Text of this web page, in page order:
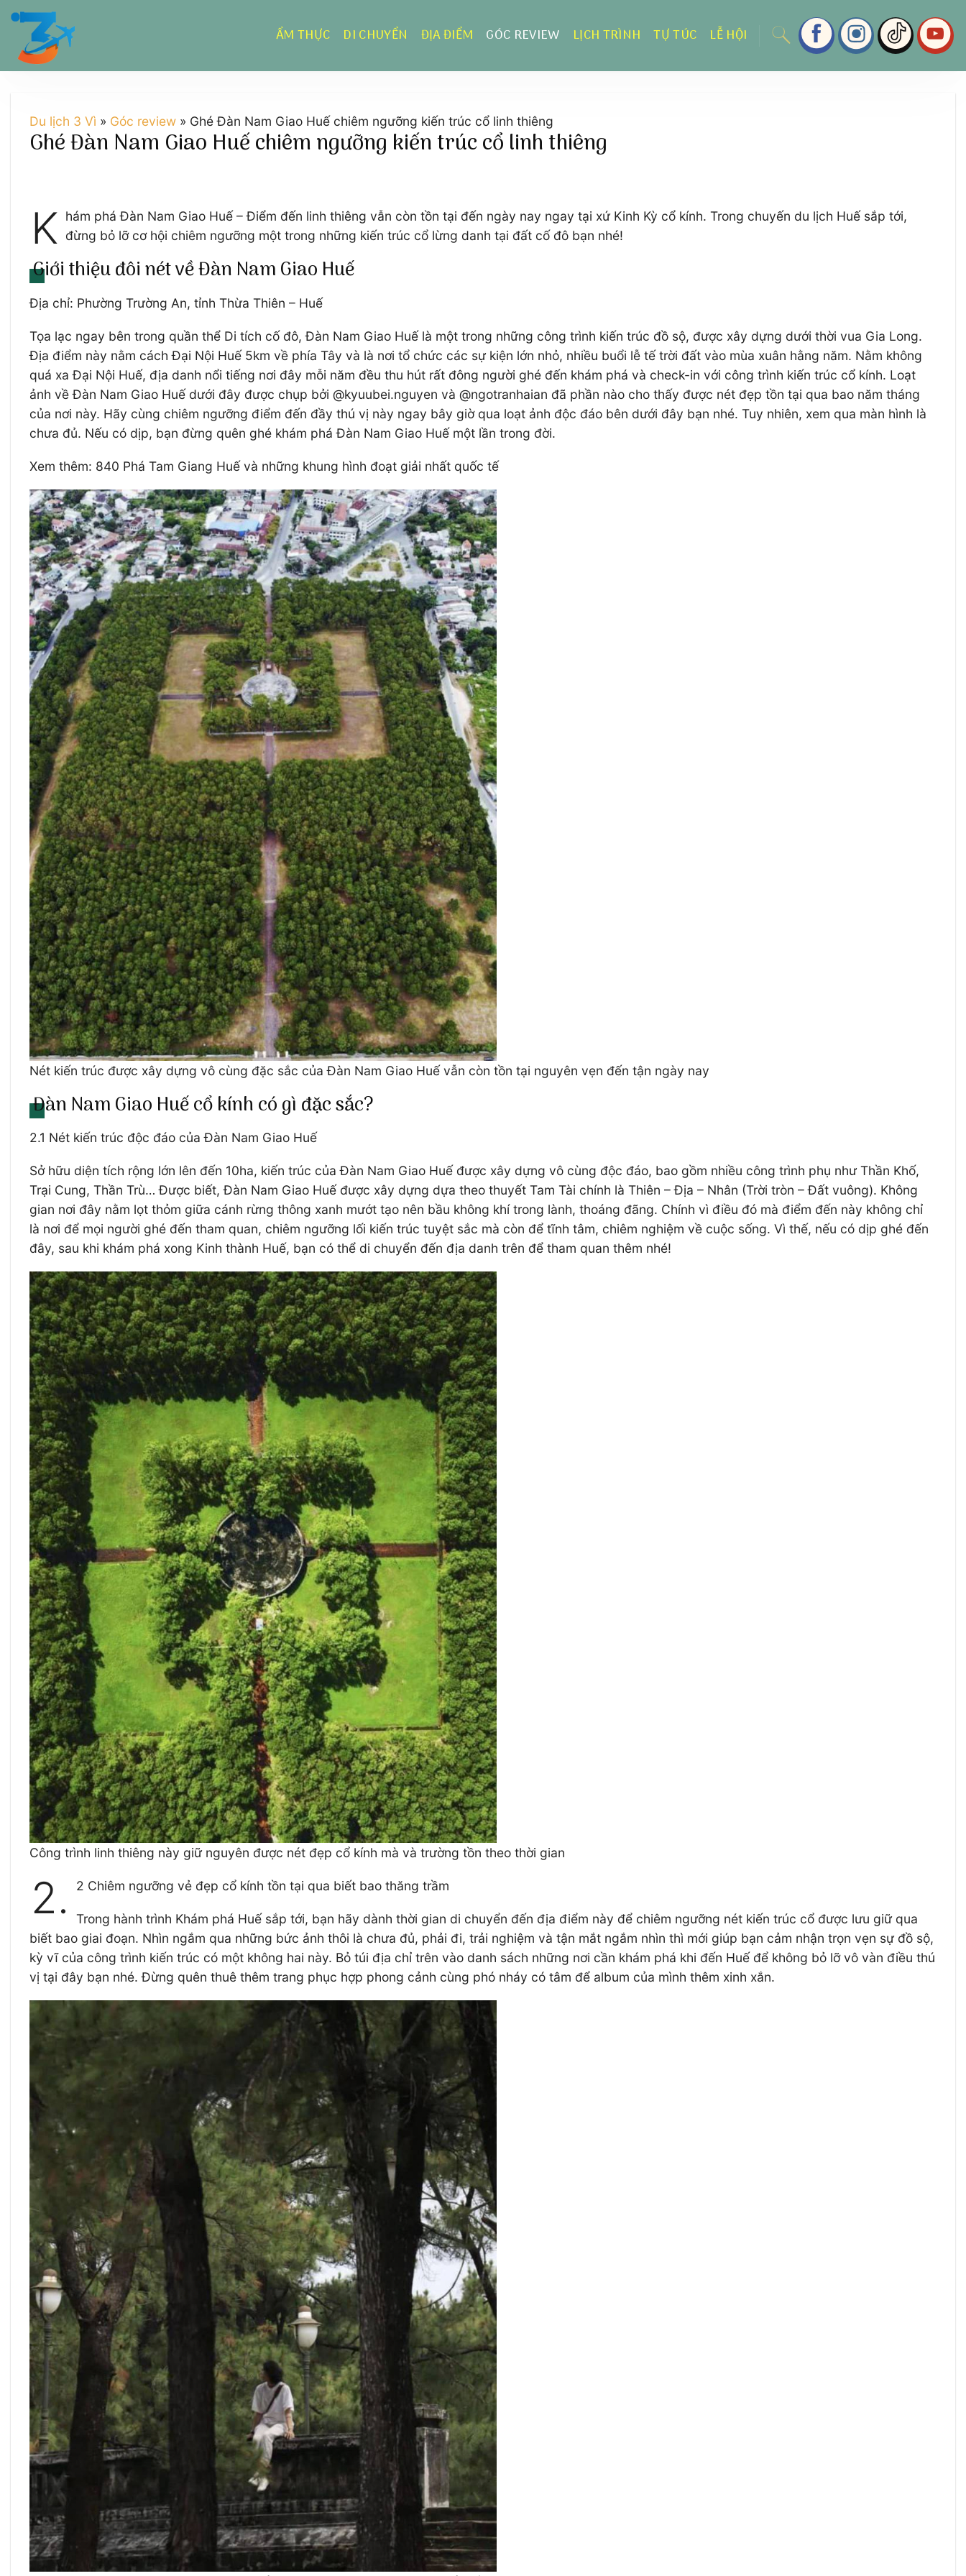
Chuyển
dung
ẨM THỰC DI CHUYỂN ĐỊA ĐIỂM GÓC REVIEW LỊCH TRÌNH TỰ TÚC LỄ HỘI
Du lịch 3 Vì » Góc review » Ghé Đàn Nam Giao Huế chiêm ngưỡng kiến trúc cổ linh thiêng
Ghé Đàn Nam Giao Huế chiêm ngưỡng kiến trúc cổ linh thiêng
K hám phá Đàn Nam Giao Huế – Điểm đến linh thiêng vẫn còn tồn tại đến ngày nay ngay tại xứ Kinh Kỳ cổ kính. Trong chuyến du lịch Huế sắp tới,
đừng bỏ lỡ cơ hội chiêm ngưỡng một trong những kiến trúc cổ lừng danh tại đất cố đô bạn nhé!
Giới thiệu đôi nét về Đàn Nam Giao Huế
Địa chỉ: Phường Trường An, tỉnh Thừa Thiên – Huế
Tọa lạc ngay bên trong quần thể Di tích cố đô, Đàn Nam Giao Huế là một trong những công trình kiến trúc đồ sộ, được xây dựng dưới thời vua Gia Long.
Địa điểm này nằm cách Đại Nội Huế 5km về phía Tây và là nơi tổ chức các sự kiện lớn nhỏ, nhiều buổi lễ tế trời đất vào mùa xuân hằng năm. Nằm không
quá xa Đại Nội Huế, địa danh nổi tiếng nơi đây mỗi năm đều thu hút rất đông người ghé đến khám phá và check-in với công trình kiến trúc cổ kính. Loạt
ảnh về Đàn Nam Giao Huế dưới đây được chụp bởi @kyuubei.nguyen và @ngotranhaian đã phần nào cho thấy được nét đẹp tồn tại qua bao năm tháng
của nơi này. Hãy cùng chiêm ngưỡng điểm đến đầy thú vị này ngay bây giờ qua loạt ảnh độc đáo bên dưới đây bạn nhé. Tuy nhiên, xem qua màn hình là
chưa đủ. Nếu có dịp, bạn đừng quên ghé khám phá Đàn Nam Giao Huế một lần trong đời.
Xem thêm: 840 Phá Tam Giang Huế và những khung hình đoạt giải nhất quốc tế
Nét kiến trúc được xây dựng vô cùng đặc sắc của Đàn Nam Giao Huế vẫn còn tồn tại nguyên vẹn đến tận ngày nay
Đàn Nam Giao Huế cổ kính có gì đặc sắc?
2.1 Nét kiến trúc độc đáo của Đàn Nam Giao Huế
Sở hữu diện tích rộng lớn lên đến 10ha, kiến trúc của Đàn Nam Giao Huế được xây dựng vô cùng độc đáo, bao gồm nhiều công trình phụ như Thần Khố,
Trại Cung, Thần Trù… Được biết, Đàn Nam Giao Huế được xây dựng dựa theo thuyết Tam Tài chính là Thiên – Địa – Nhân (Trời tròn – Đất vuông). Không
gian nơi đây nằm lọt thỏm giữa cánh rừng thông xanh mướt tạo nên bầu không khí trong lành, thoáng đãng. Chính vì điều đó mà điểm đến này không chỉ
là nơi để mọi người ghé đến tham quan, chiêm ngưỡng lối kiến trúc tuyệt sắc mà còn để tĩnh tâm, chiêm nghiệm về cuộc sống. Vì thế, nếu có dịp ghé đến
đây, sau khi khám phá xong Kinh thành Huế, bạn có thể di chuyển đến địa danh trên để tham quan thêm nhé!
Công trình linh thiêng này giữ nguyên được nét đẹp cổ kính mà và trường tồn theo thời gian
2. 2 Chiêm ngưỡng vẻ đẹp cổ kính tồn tại qua biết bao thăng trầm
Trong hành trình Khám phá Huế sắp tới, bạn hãy dành thời gian di chuyển đến địa điểm này để chiêm ngưỡng nét kiến trúc cổ được lưu giữ qua
biết bao giai đoạn. Nhìn ngắm qua những bức ảnh thôi là chưa đủ, phải đi, trải nghiệm và tận mắt ngắm nhìn thì mới giúp bạn cảm nhận trọn vẹn sự đồ sộ,
kỳ vĩ của công trình kiến trúc có một không hai này. Bỏ túi địa chỉ trên vào danh sách những nơi cần khám phá khi đến Huế để không bỏ lỡ vô vàn điều thú
vị tại đây bạn nhé. Đừng quên thuê thêm trang phục hợp phong cảnh cùng phó nháy có tâm để album của mình thêm xinh xắn.